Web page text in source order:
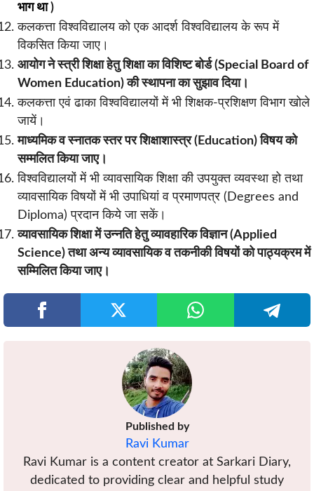
भाग था)
कलकत्ता विश्वविद्यालय को एक आदर्श विश्वविद्यालय के रूप में
विकसित किया जाए।
आयोग ने स्त्री शिक्षा हेतु शिक्षा का विशिष्ट बोर्ड (Special Board of
Women Education) की स्थापना का सुझाव दिया।
कलकत्ता एवं ढाका विश्वविद्यालयों में भी शिक्षक-प्रशिक्षण विभाग खोले
जायें।
माध्यमिक व स्नातक स्तर पर शिक्षाशास्त्र (Education) विषय को
सम्मलित किया जाए।
विश्वविद्यालयों में भी व्यावसायिक शिक्षा की उपयुक्त व्यवस्था हो तथा
व्यावसायिक विषयों में भी उपाधियां व प्रमाणपत्र (Degrees and
Diploma) प्रदान किये जा सकें।
व्यावसायिक शिक्षा में उन्नति हेतु व्यावहारिक विज्ञान (Applied
Science) तथा अन्य व्यावसायिक व तकनीकी विषयों को पाठ्यक्रम में
सम्मिलित किया जाए।
Published by
Ravi Kumar
Ravi Kumar is a content creator at Sarkari Diary,
dedicated to providing clear and helpful study